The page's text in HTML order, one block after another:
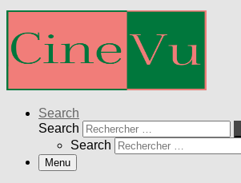
Search
Search
Search
Menu